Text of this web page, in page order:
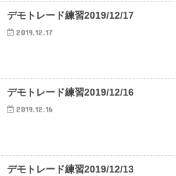
デモトレード練習2019/12/17
2019.12.17
デモトレード練習2019/12/16
2019.12.16
デモトレード練習2019/12/13